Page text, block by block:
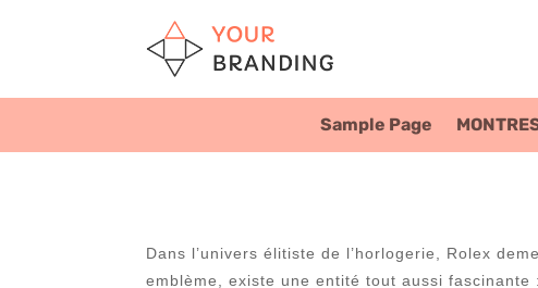
Sample Page
Dans l’univers élitiste de l’horlogerie, Rolex
emblème, existe une entité tout aussi